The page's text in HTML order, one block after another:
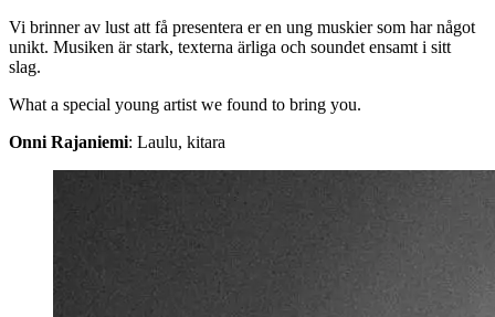
Vi brinner av lust att få presentera er en ung muskier som har något
unikt. Musiken är stark, texterna ärliga och soundet ensamt i sitt
slag.
What a special young artist we found to bring you.
Onni Rajaniemi: Laulu, kitara